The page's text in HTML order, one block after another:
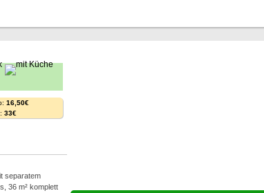
16,50€
33€
separatem
36 m² komplett